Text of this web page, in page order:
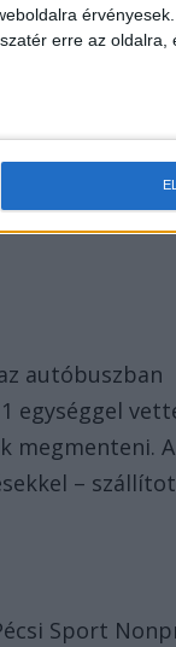
erre az oldalra,
okait a
okozó
autóbuszban
egységgel
megmenteni.
–
Sport